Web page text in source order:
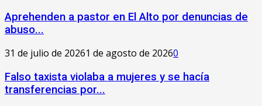
Aprehenden a pastor en El Alto por denuncias de
abuso...
31 de julio de 20261 de agosto de 20260
Falso taxista violaba a mujeres y se hacía
transferencias por...